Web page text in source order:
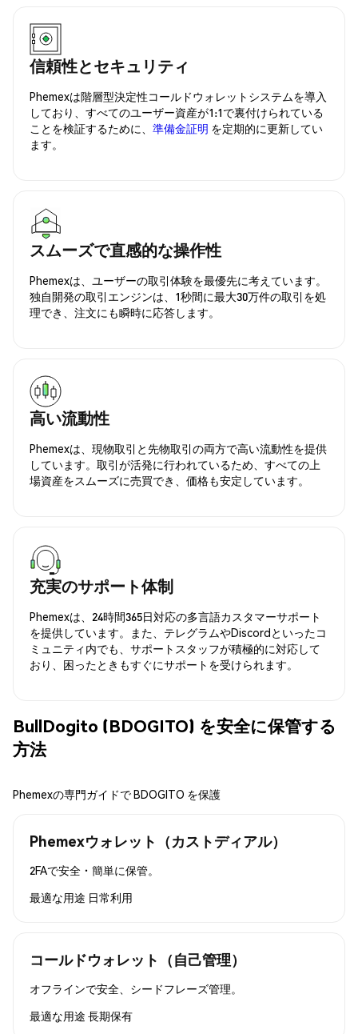
信頼性とセキュリティ
Phemexは階層型決定性コールドウォレットシステムを導入
しており、すべてのユーザー資産が1:1で裏付けられている
ことを検証するために、 準備金証明 を定期的に更新してい
ます。
スムーズで直感的な操作性
Phemexは、ユーザーの取引体験を最優先に考えています。
独自開発の取引エンジンは、1秒間に最大30万件の取引を処
理でき、注文にも瞬時に応答します。
高い流動性
Phemexは、現物取引と先物取引の両方で高い流動性を提供
しています。取引が活発に行われているため、すべての上
場資産をスムーズに売買でき、価格も安定しています。
充実のサポート体制
Phemexは、24時間365日対応の多言語カスタマーサポート
を提供しています。また、テレグラムやDiscordといったコ
ミュニティ内でも、サポートスタッフが積極的に対応して
おり、困ったときもすぐにサポートを受けられます。
BullDogito (BDOGITO) を安全に保管する
方法
Phemexの専門ガイドで BDOGITO を保護
Phemexウォレット（カストディアル）
2FAで安全・簡単に保管。
最適な用途 日常利用
コールドウォレット（自己管理）
オフラインで安全、シードフレーズ管理。
最適な用途 長期保有